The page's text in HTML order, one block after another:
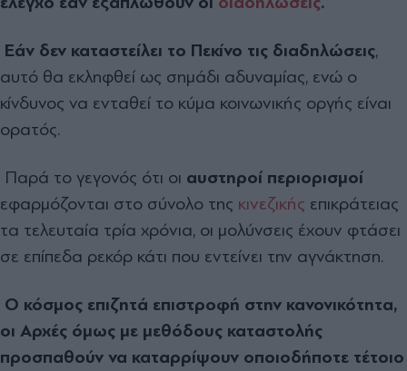
Εάν δεν καταστείλει το Πεκίνο τις διαδηλώσεις,
αυτό θα εκληφθεί ως σημάδι αδυναμίας, ενώ ο
κίνδυνος να ενταθεί το κύμα κοινωνικής οργής είναι
ορατός.
Παρά το γεγονός ότι οι αυστηροί περιορισμοί
εφαρμόζονται στο σύνολο της κινεζικής επικράτειας
τα τελευταία τρία χρόνια, οι μολύνσεις έχουν φτάσει
σε επίπεδα ρεκόρ κάτι που εντείνει την αγνάκτηση.
Ο κόσμος επιζητά επιστροφή στην κανονικότητα,
οι Αρχές όμως με μεθόδους καταστολής
προσπαθούν να καταρρίψουν οποιοδήποτε τέτοιο